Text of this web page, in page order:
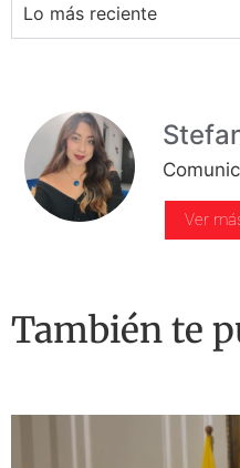
Lo más reciente
Ver
También te